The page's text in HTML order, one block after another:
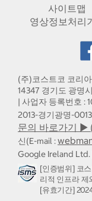
사이트맵
영상정보처리
(주)코스트코 코리아
14347 경기도 광명
| 사업자 등록번호 :
2013-경기광명-
문의 바로가기 ▶
신(E-mail :
Google Ireland Ltd.
[인증범위] 코
리적 인프라 제
[유효기간]